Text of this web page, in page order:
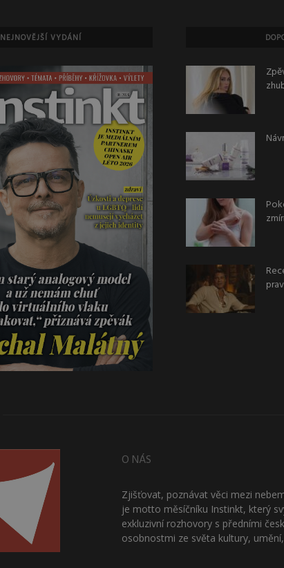
NEJNOVĚJŠÍ VYDÁNÍ
O NÁS
Zjišťovat, poznávat věci mezi
je motto měsíčníku Instinkt, který
exkluzivní rozhovory s předními
osobnostmi ze světa kultury,